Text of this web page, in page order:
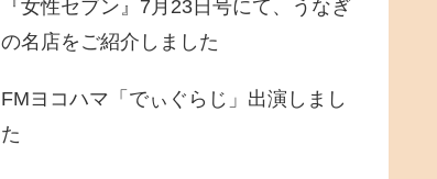
『女性セブン』7月23日号にて、うなぎ
の名店をご紹介しました
FMヨコハマ「でぃぐらじ」出演しまし
た